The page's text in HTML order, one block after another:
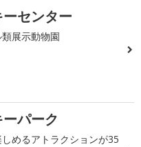
センター
展示動物園
パーク
めるアトラクションが35